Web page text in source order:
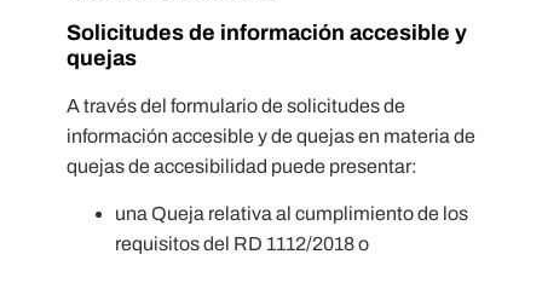
Solicitudes de información accesible y
quejas
A través del formulario de solicitudes de
información accesible y de quejas en materia de
quejas de accesibilidad puede presentar:
una Queja relativa al cumplimiento de los
requisitos del RD 1112/2018 o